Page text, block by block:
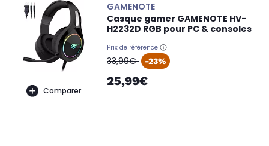
Comparer
GAMENOTE
Casque gamer GAMENOTE HV-
H2232D RGB pour PC & consoles
Prix de référence
oldPrice
33,99€ -23%
25,99€